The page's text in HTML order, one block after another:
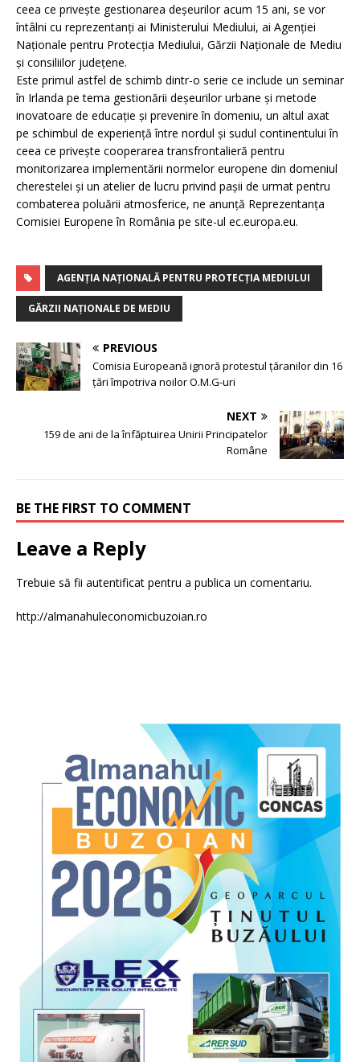
ceea ce privește gestionarea deșeurilor acum 15 ani, se vor
întâlni cu reprezentanți ai Ministerului Mediului, ai Agenției
Naționale pentru Protecția Mediului, Gărzii Naționale de Mediu
și consiliilor județene.
Este primul astfel de schimb dintr-o serie ce include un seminar
în Irlanda pe tema gestionării deșeurilor urbane și metode
inovatoare de educație și prevenire în domeniu, un altul axat
pe schimbul de experiență între nordul și sudul continentului în
ceea ce privește cooperarea transfrontalieră pentru
monitorizarea implementării normelor europene din domeniul
cherestelei și un atelier de lucru privind pașii de urmat pentru
combaterea poluării atmosferice, ne anunță Reprezentanța
Comisiei Europene în România pe site-ul ec.europa.eu.
AGENȚIA NAȚIONALĂ PENTRU PROTECȚIA MEDIULUI
GĂRZII NAȚIONALE DE MEDIU
PREVIOUS
Comisia Europeană ignoră protestul țăranilor din 16
țări împotriva noilor O.M.G-uri
NEXT
159 de ani de la înfăptuirea Unirii Principatelor
Române
BE THE FIRST TO COMMENT
Leave a Reply
Trebuie să fii autentificat pentru a publica un comentariu.
http://almanahuleconomicbuzoian.ro